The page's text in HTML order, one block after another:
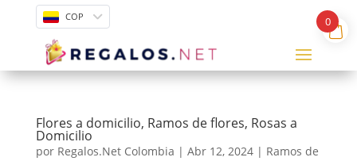
COP
Flores a domicilio, Ramos de flores, Rosas a
Domicilio
por Regalos.Net Colombia | Abr 12, 2024| Ramos de
0